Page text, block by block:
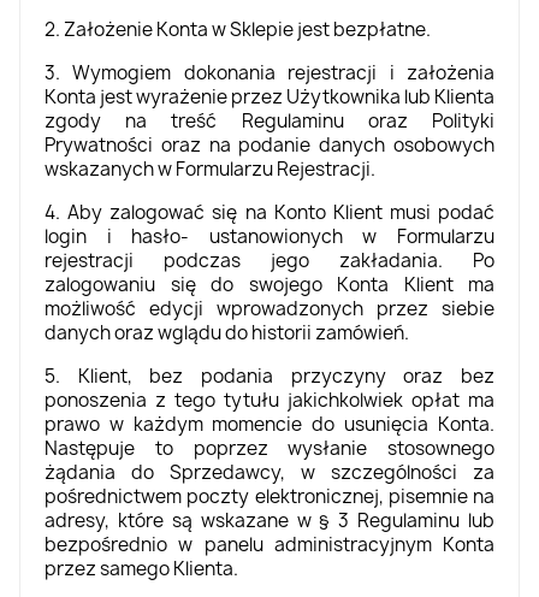
2. Założenie Konta w Sklepie jest bezpłatne.
3. Wymogiem dokonania rejestracji i założenia
Konta jest wyrażenie przez Użytkownika lub Klienta
zgody na treść Regulaminu oraz Polityki
Prywatności oraz na podanie danych osobowych
wskazanych w Formularzu Rejestracji.
4. Aby zalogować się na Konto Klient musi podać
login i hasło- ustanowionych w Formularzu
rejestracji podczas jego zakładania. Po
zalogowaniu się do swojego Konta Klient ma
możliwość edycji wprowadzonych przez siebie
danych oraz wglądu do historii zamówień.
5. Klient, bez podania przyczyny oraz bez
ponoszenia z tego tytułu jakichkolwiek opłat ma
prawo w każdym momencie do usunięcia Konta.
Następuje to poprzez wysłanie stosownego
żądania do Sprzedawcy, w szczególności za
pośrednictwem poczty elektronicznej, pisemnie na
adresy, które są wskazane w § 3 Regulaminu lub
bezpośrednio w panelu administracyjnym Konta
przez samego Klienta.